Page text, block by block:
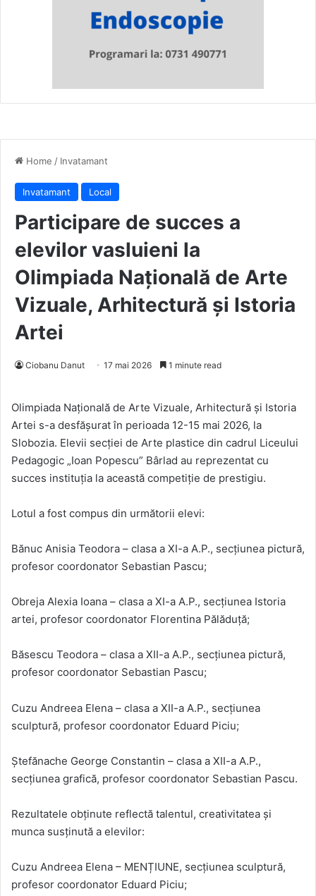
Home / Invatamant
Invatamant Local
Participare de succes a
elevilor vasluieni la
Olimpiada Națională de Arte
Vizuale, Arhitectură și Istoria
Artei
Ciobanu Danut 17 mai 2026 1 minute read
Olimpiada Națională de Arte Vizuale, Arhitectură și Istoria
Artei s-a desfășurat în perioada 12-15 mai 2026, la
Slobozia. Elevii secției de Arte plastice din cadrul Liceului
Pedagogic „Ioan Popescu” Bârlad au reprezentat cu
succes instituția la această competiție de prestigiu.
Lotul a fost compus din următorii elevi:
Bănuc Anisia Teodora – clasa a XI-a A.P., secțiunea pictură,
profesor coordonator Sebastian Pascu;
Obreja Alexia Ioana – clasa a XI-a A.P., secțiunea Istoria
artei, profesor coordonator Florentina Pălăduță;
Băsescu Teodora – clasa a XII-a A.P., secțiunea pictură,
profesor coordonator Sebastian Pascu;
Cuzu Andreea Elena – clasa a XII-a A.P., secțiunea
sculptură, profesor coordonator Eduard Piciu;
Ștefănache George Constantin – clasa a XII-a A.P.,
secțiunea grafică, profesor coordonator Sebastian Pascu.
Rezultatele obținute reflectă talentul, creativitatea și
munca susținută a elevilor:
Cuzu Andreea Elena – MENȚIUNE, secțiunea sculptură,
profesor coordonator Eduard Piciu;